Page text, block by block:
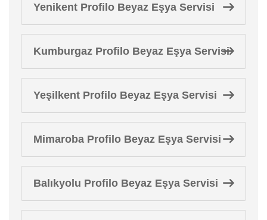
Yenikent Profilo Beyaz Eşya Servisi
Kumburgaz Profilo Beyaz Eşya Servisi
Yeşilkent Profilo Beyaz Eşya Servisi
Mimaroba Profilo Beyaz Eşya Servisi
Balıkyolu Profilo Beyaz Eşya Servisi